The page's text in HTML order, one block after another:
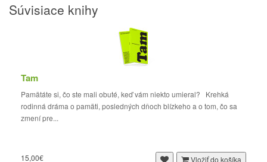
Súvisiace knihy
Tam
Pamätáte si, čo ste mali obuté, keď vám niekto umieral? Krehká
rodinná dráma o pamäti, posledných dňoch blízkeho a o tom, čo sa
zmení pre...
15,00€ Vložiť do košíka